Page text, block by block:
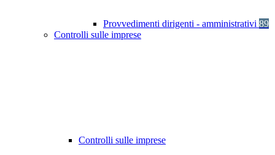
Provvedimenti dirigenti - amministrativi 89
Controlli sulle imprese
Controlli sulle imprese